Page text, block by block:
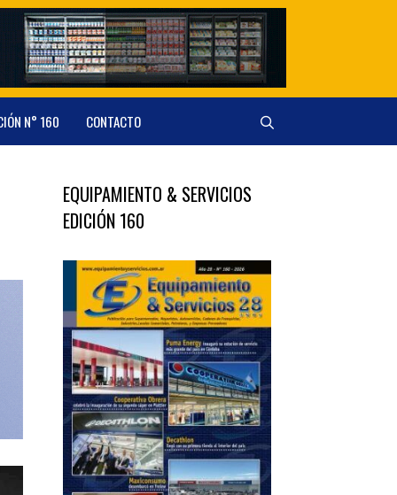
N° 160 CONTACTO
EQUIPAMIENTO & SERVICIOS
EDICIÓN 160